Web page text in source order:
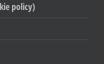
policy)